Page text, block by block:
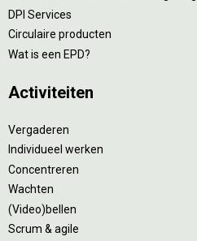
DPI Services
Circulaire producten
Wat is een EPD?
Activiteiten
Vergaderen
Individueel werken
Concentreren
Wachten
(Video)bellen
Scrum & agile